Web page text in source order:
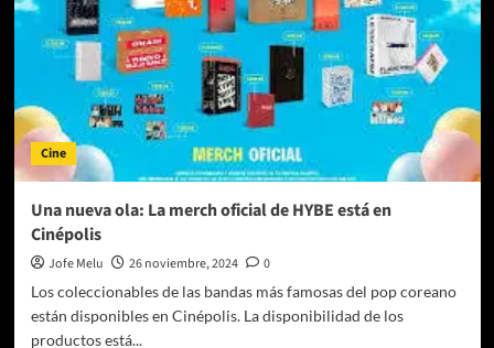
debut
Cine
Una nueva ola: La merch oficial de HYBE está en
Cinépolis
Jofe Melu 26 noviembre, 2024
0
Los coleccionables de las bandas más famosas del pop coreano
están disponibles en Cinépolis. La disponibilidad de los
productos está...